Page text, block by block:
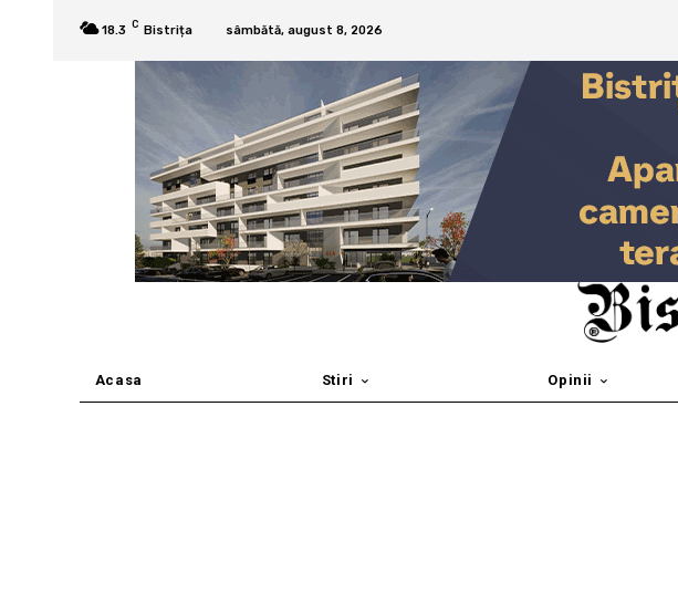
18.3 C Bistrița sâmbătă, august 8, 2026
Acasa Stiri Opinii